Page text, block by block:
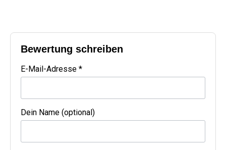
Bewertung schreiben
E-Mail-Adresse *
Dein Name (optional)